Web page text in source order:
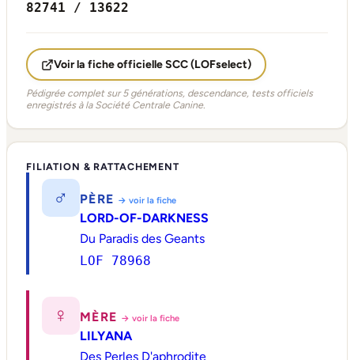
82741 / 13622
Voir la fiche officielle SCC (LOFselect)
Pédigrée complet sur 5 générations, descendance, tests officiels
enregistrés à la Société Centrale Canine.
FILIATION & RATTACHEMENT
♂ PÈRE → voir la fiche
LORD-OF-DARKNESS
Du Paradis des Geants
LOF 78968
♀ MÈRE → voir la fiche
LILYANA
Des Perles D'aphrodite